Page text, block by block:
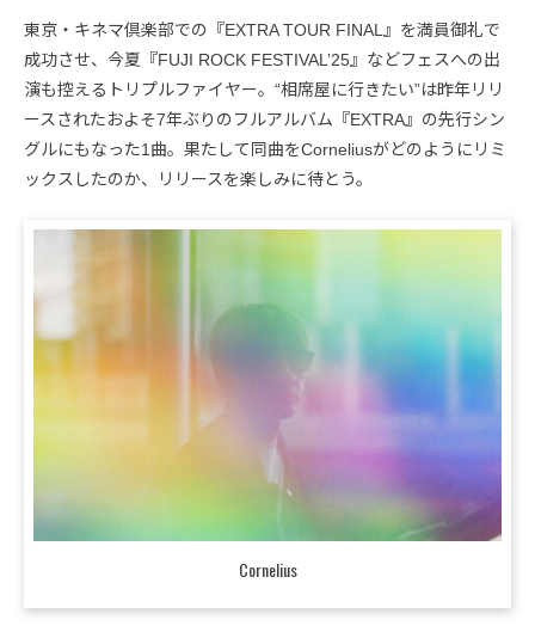
東京・キネマ倶楽部での『EXTRA TOUR FINAL』を満員御礼で
成功させ、今夏『FUJI ROCK FESTIVAL’25』などフェスへの出
演も控えるトリプルファイヤー。“相席屋に行きたい”は昨年リリ
ースされたおよそ7年ぶりのフルアルバム『EXTRA』の先行シン
グルにもなった1曲。果たして同曲をCorneliusがどのようにリミ
ックスしたのか、リリースを楽しみに待とう。
Cornelius